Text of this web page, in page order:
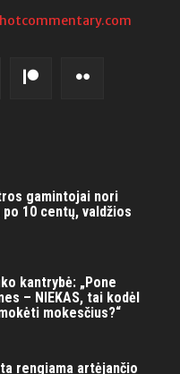
gamintojai nori
10 centų, valdžios
kantrybė: „Pone
– NIEKAS, tai kodėl
mokesčius?“
rengiama artėjančio